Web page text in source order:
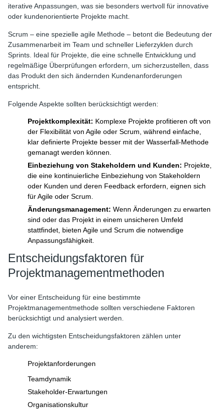
iterative Anpassungen, was sie besonders wertvoll für innovative
oder kundenorientierte Projekte macht.
Scrum – eine spezielle agile Methode – betont die Bedeutung der
Zusammenarbeit im Team und schneller Lieferzyklen durch
Sprints. Ideal für Projekte, die eine schnelle Entwicklung und
regelmäßige Überprüfungen erfordern, um sicherzustellen, dass
das Produkt den sich ändernden Kundenanforderungen
entspricht.
Folgende Aspekte sollten berücksichtigt werden:
Projektkomplexität: Komplexe Projekte profitieren oft von
der Flexibilität von Agile oder Scrum, während einfache,
klar definierte Projekte besser mit der Wasserfall-Methode
gemanagt werden können.
Einbeziehung von Stakeholdern und Kunden: Projekte,
die eine kontinuierliche Einbeziehung von Stakeholdern
oder Kunden und deren Feedback erfordern, eignen sich
für Agile oder Scrum.
Änderungsmanagement: Wenn Änderungen zu erwarten
sind oder das Projekt in einem unsicheren Umfeld
stattfindet, bieten Agile und Scrum die notwendige
Anpassungsfähigkeit.
Entscheidungsfaktoren für
Projektmanagementmethoden
Vor einer Entscheidung für eine bestimmte
Projektmanagementmethode sollten verschiedene Faktoren
berücksichtigt und analysiert werden.
Zu den wichtigsten Entscheidungsfaktoren zählen unter
anderem:
Projektanforderungen
Teamdynamik
Stakeholder-Erwartungen
Organisationskultur